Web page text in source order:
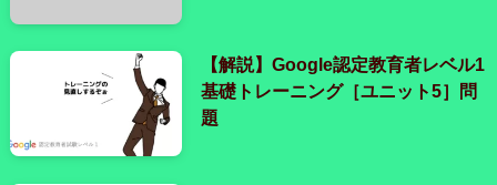
【解説】Google認定教育者レベル1
基礎トレーニング［ユニット5］問
題